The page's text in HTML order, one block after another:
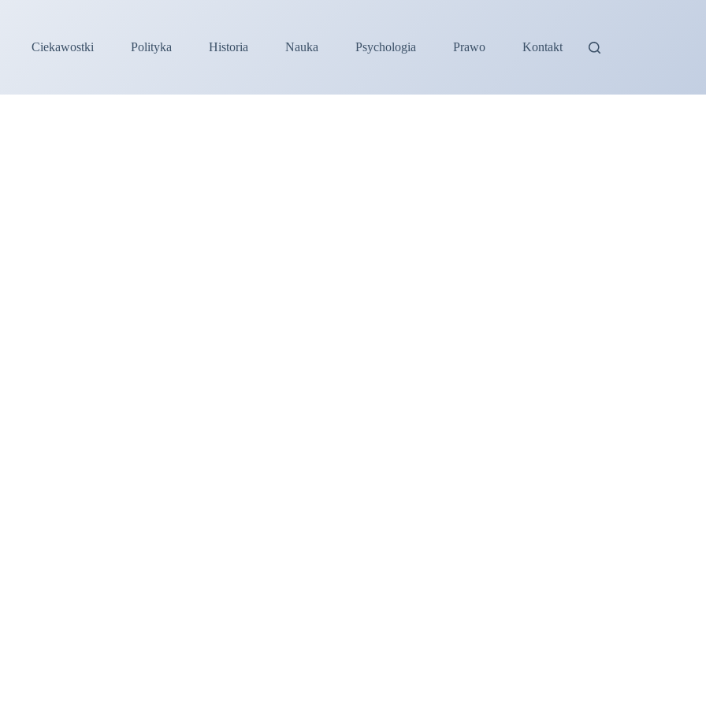
Ciekawostki
Polityka Historia Nauka Psychologia Prawo Kontakt